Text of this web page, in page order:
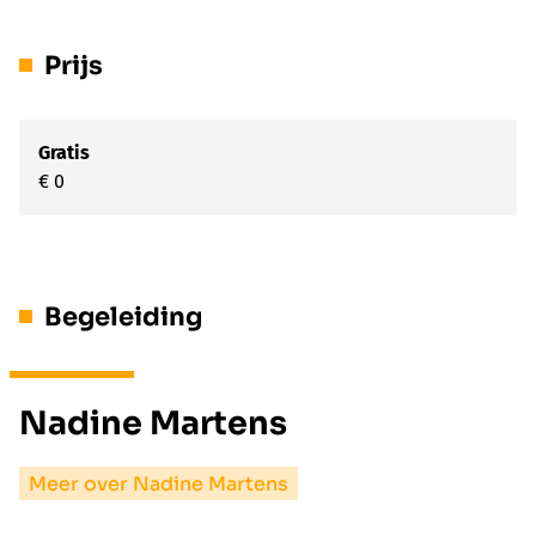
Prijs
Gratis
€ 0
Begeleiding
Nadine Martens
Meer over Nadine Martens